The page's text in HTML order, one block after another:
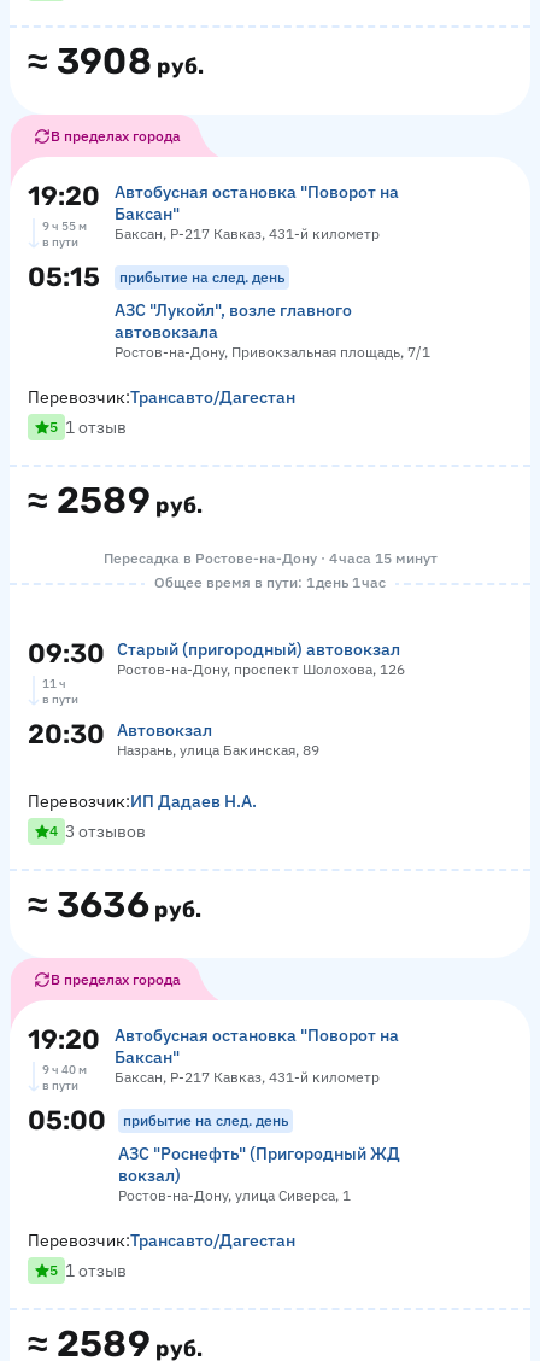
≈ 3908 руб.
В пределах города
19:20
Автобусная остановка "Поворот на
Баксан"
Баксан, Р-217 Кавказ, 431-й километр
9 ч 55 м
в пути
05:15 прибытие на след. день
АЗС "Лукойл", возле главного
автовокзала
Ростов-на-Дону, Привокзальная площадь, 7/1
≈ 2589 руб.
Перевозчик:Трансавто/Дагестан
5 1 отзыв
Пересадка в Ростове-на-Дону · 4 часа 15 минут
Общее время в пути: 1 день 1 час
09:30 Старый (пригородный) автовокзал
Ростов-на-Дону, проспект Шолохова, 126
11 ч
в пути
20:30 Автовокзал
Назрань, улица Бакинская, 89
≈ 3636 руб.
Перевозчик:ИП Дадаев Н.А.
4 3 отзывов
В пределах города
19:20
Автобусная остановка "Поворот на
Баксан"
Баксан, Р-217 Кавказ, 431-й километр
9 ч 40 м
в пути
05:00 прибытие на след. день
АЗС "Роснефть" (Пригородный ЖД
вокзал)
Ростов-на-Дону, улица Сиверса, 1
≈ 2589 руб.
Перевозчик:Трансавто/Дагестан
5 1 отзыв